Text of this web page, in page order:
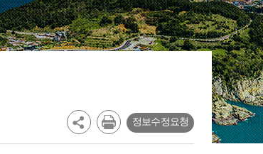
정보수정요청